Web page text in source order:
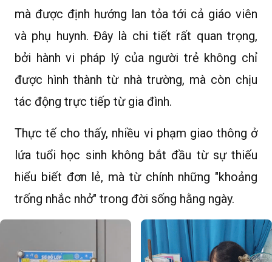
mà được định hướng lan tỏa tới cả giáo viên
và phụ huynh. Đây là chi tiết rất quan trọng,
bởi hành vi pháp lý của người trẻ không chỉ
được hình thành từ nhà trường, mà còn chịu
tác động trực tiếp từ gia đình.
Thực tế cho thấy, nhiều vi phạm giao thông ở
lứa tuổi học sinh không bắt đầu từ sự thiếu
hiểu biết đơn lẻ, mà từ chính những "khoảng
trống nhắc nhở" trong đời sống hằng ngày.